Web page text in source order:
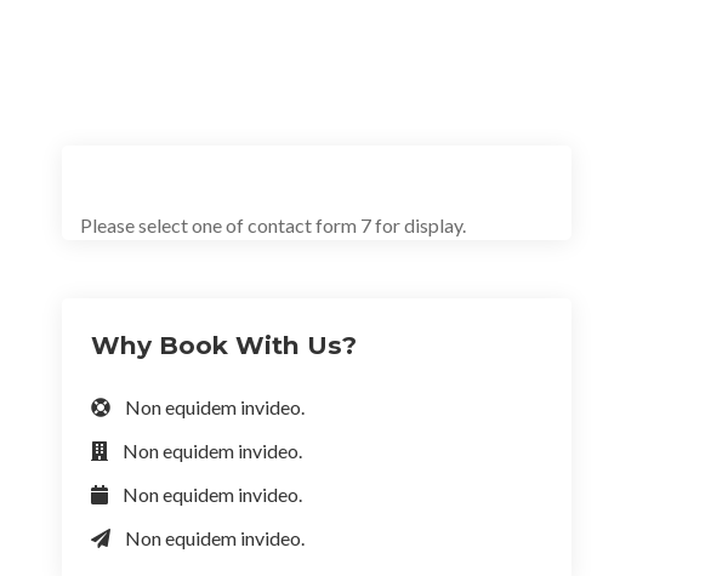
Please select one of contact form 7 for display.
Why Book With Us?
Non equidem invideo.
Non equidem invideo.
Non equidem invideo.
Non equidem invideo.